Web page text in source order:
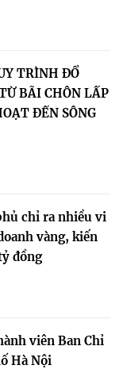
TRÌNH ĐỔ
BÃI CHÔN LẤP
ĐẾN SÔNG
chỉ ra nhiều vi
vàng, kiến
đồng
viên Ban Chỉ
Hà Nội